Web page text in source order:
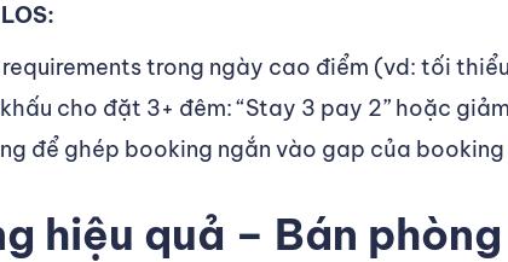
trong ngày cao điểm (vd: tối
cho đặt 3+ đêm: “Stay 3 pay 2” hoặc
để ghép booking ngắn vào gap của
hiệu quả – Bán